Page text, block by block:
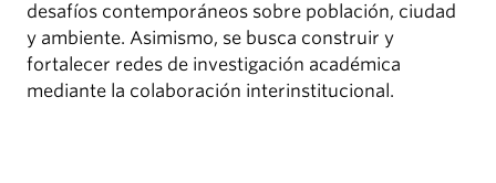
desafíos contemporáneos sobre población, ciudad
y ambiente. Asimismo, se busca construir y
fortalecer redes de investigación académica
mediante la colaboración interinstitucional.